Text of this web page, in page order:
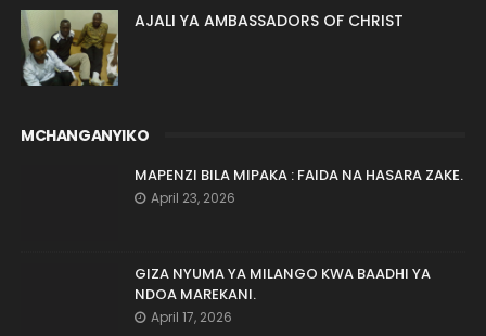
AJALI YA AMBASSADORS OF CHRIST
MCHANGANYIKO
MAPENZI BILA MIPAKA : FAIDA NA HASARA ZAKE.
April 23, 2026
GIZA NYUMA YA MILANGO KWA BAADHI YA
NDOA MAREKANI.
April 17, 2026